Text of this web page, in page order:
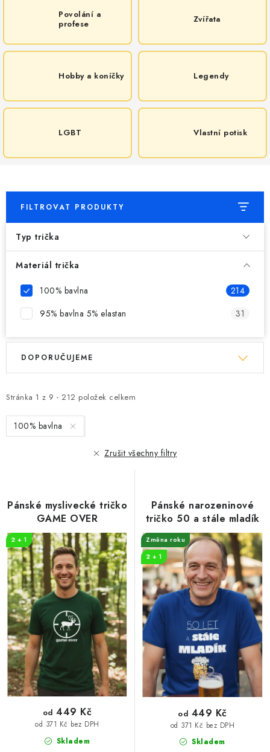
MÁM SRDCE POMÁHÁM
VÁNOCE
PROVIZNÍ SYSTÉM
O nás Časté otázky
Doprava a platba
Obchodní podmínky
Povolání a
profese
Zvířata
Hobby a koníčky Legendy
LGBT Vlastní potisk
FILTROVAT PRODUKTY
Typ trička
Materiál trička
100% bavlna
214
95% bavlna 5% elastan
31
V
i
s
p
u
t
ů
Stránka 1 z 9 - 212 položek celkem
Ř
e
n
í
d
k
t
ů
DOPORUČUJEME
100% bavlna
Zrušit všechny filtry
Pánské myslivecké tričko
GAME OVER
2 + 1
Skladem
od 371 Kč bez DPH
od 449 Kč
Pánské narozeninové
tričko 50 a stále mladík
Změna roku
2 + 1
Skladem
od 371 Kč bez DPH
od 449 Kč